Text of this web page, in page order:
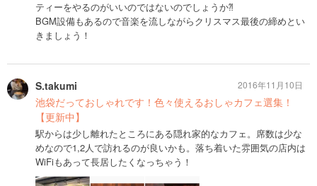
ティーをやるのがいいのではないのでしょうか⁈
BGM設備もあるので音楽を流しながらクリスマス最後の締めとい
きましょう！
S.takumi
池袋だっておしゃれです！色々使えるおしゃカフェ選集！
【更新中】
駅からは少し離れたところにある隠れ家的なカフェ。席数は少な
めなので1,2人で訪れるのが良いかも。落ち着いた雰囲気の店内は
WiFiもあって長居したくなっちゃう！
2016年11月10日